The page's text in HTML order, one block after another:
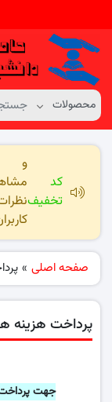
کد
تخفیف
و
صفحه اصلی »
پرداخت هزینه
جهت پرداخت